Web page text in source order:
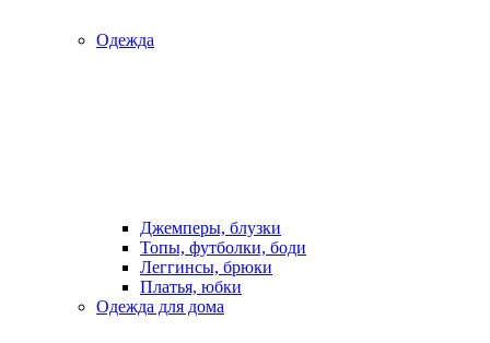
Одежда
Джемперы, блузки
Топы, футболки, боди
Леггинсы, брюки
Платья, юбки
Одежда для дома